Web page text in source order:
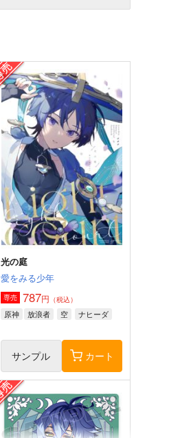
光の庭
愛をみる少年
専売 787円 （税込）
原神 放浪者 空 ナヒーダ
サンプル カート